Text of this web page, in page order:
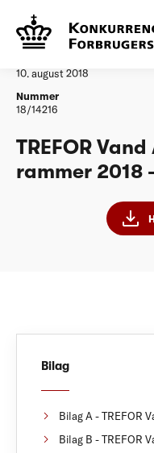
Vandtilsyn
10. august 2018
Nummer
18/14216
TREFOR
rammer 2018
Bilag
Bilag A - TREFOR
Bilag B - TREFOR